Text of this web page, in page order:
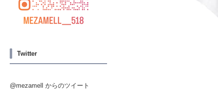
Twitter
@mezamell からのツイート